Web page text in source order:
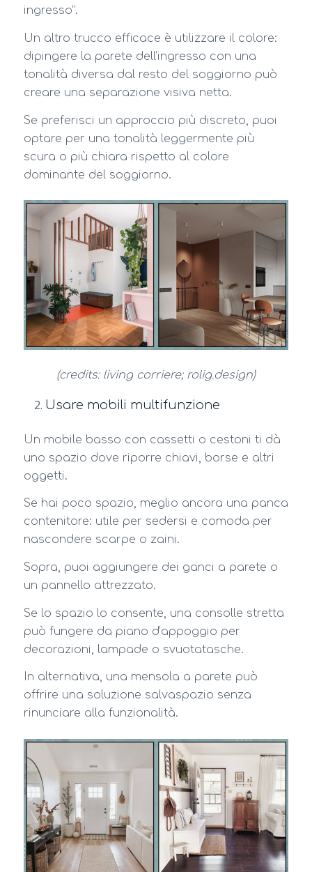
ingresso”.
Un altro trucco efficace è utilizzare il colore:
dipingere la parete dell’ingresso con una
tonalità diversa dal resto del soggiorno può
creare una separazione visiva netta.
Se preferisci un approccio più discreto, puoi
optare per una tonalità leggermente più
scura o più chiara rispetto al colore
dominante del soggiorno.
(credits: living corriere; rolig.design)
Usare mobili multifunzione
Un mobile basso con cassetti o cestoni ti dà
uno spazio dove riporre chiavi, borse e altri
oggetti.
Se hai poco spazio, meglio ancora una panca
contenitore: utile per sedersi e comoda per
nascondere scarpe o zaini.
Sopra, puoi aggiungere dei ganci a parete o
un pannello attrezzato.
Se lo spazio lo consente, una consolle stretta
può fungere da piano d’appoggio per
decorazioni, lampade o svuotatasche.
In alternativa, una mensola a parete può
offrire una soluzione salvaspazio senza
rinunciare alla funzionalità.